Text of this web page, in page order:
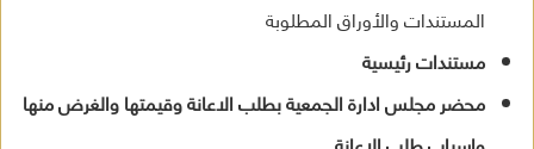
المستندات والأوراق المطلوبة
مستندات رئيسية
محضر مجلس ادارة الجمعية بطلب الاعانة وقيمتها والغرض منها